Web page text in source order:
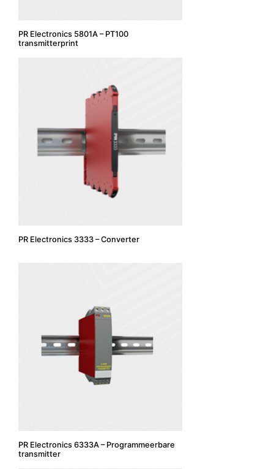
PR Electronics 5801A – PT100
transmitterprint
PR Electronics 3333 – Converter
PR Electronics 6333A – Programmeerbare
transmitter